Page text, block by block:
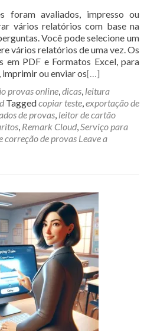
foram avaliados, impresso ou
vários relatórios com base na
Você pode selecione um
vários relatórios de uma vez. Os
em PDF e Formatos Excel, para
imprimir ou enviar os[…]
provas online,dicas, leitura
Taggedcopiar teste,exportação de
de provas, leitor de cartão
, Remark Cloud,Serviço para
correção de provas Leave a